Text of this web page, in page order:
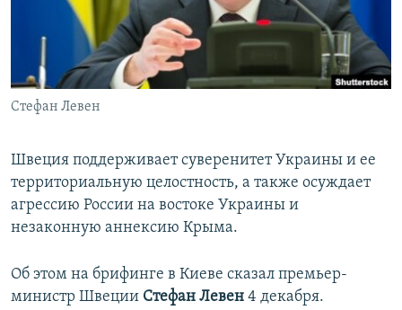
ПОБЕДИТЕЛЕЙ НЕ СУДЯТ?
КРЫМ.НЕПОКОРЕННЫЙ
ELIFBE
УКРАИНСКАЯ ПРОБЛЕМА КРЫМА
ПРИСОЕДИНЯЙТЕСЬ!
Стефан Левен
Швеция поддерживает суверенитет Украины и ее
территориальную целостность, а также осуждает
агрессию России на востоке Украины и
незаконную аннексию Крыма.
Об этом на брифинге в Киеве сказал премьер-
министр Швеции Стефан Левен 4 декабря.